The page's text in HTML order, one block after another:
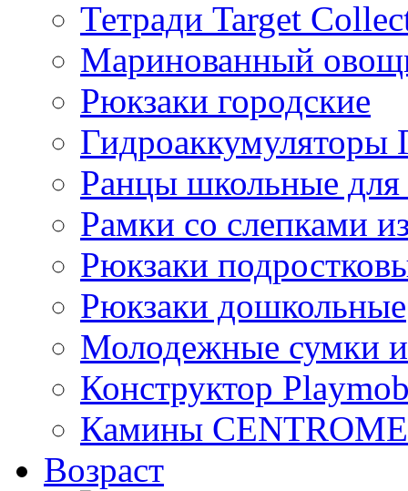
Тетради Target
Маринованный
Рюкзаки городские
Ранцы школьные
Рамки со слепками
Рюкзаки
Рюкзаки дошкольные
Молодежные сумки
Конструктор
Камины
Возраст